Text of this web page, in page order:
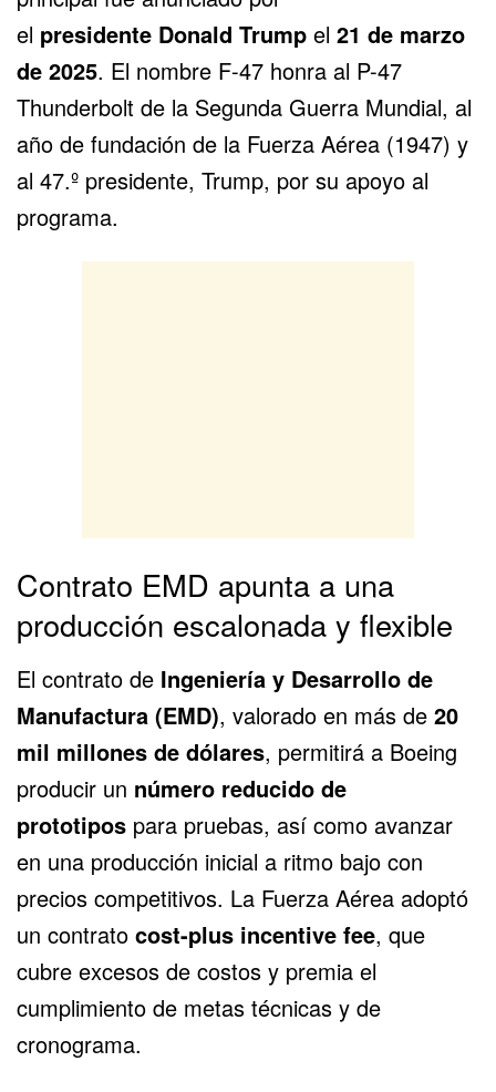
el presidente Donald Trump el 21 de marzo
de 2025. El nombre F-47 honra al P-47
Thunderbolt de la Segunda Guerra Mundial, al
año de fundación de la Fuerza Aérea (1947) y
al 47.º presidente, Trump, por su apoyo al
programa.
Contrato EMD apunta a una
producción escalonada y flexible
El contrato de Ingeniería y Desarrollo de
Manufactura (EMD), valorado en más de 20
mil millones de dólares, permitirá a Boeing
producir un número reducido de
prototipos para pruebas, así como avanzar
en una producción inicial a ritmo bajo con
precios competitivos. La Fuerza Aérea adoptó
un contrato cost-plus incentive fee, que
cubre excesos de costos y premia el
cumplimiento de metas técnicas y de
cronograma.